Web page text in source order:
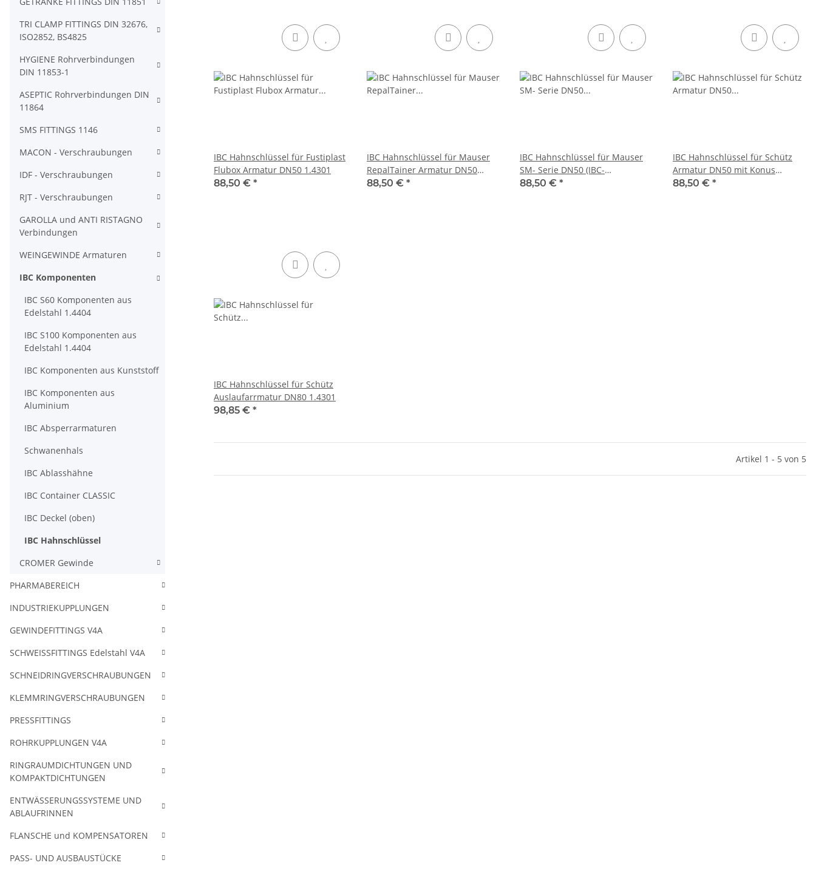
IBC Hahnschlüssel für Fustiplast
Flubox Armatur DN50 1.4301
88,50 € *
IBC Hahnschlüssel für Mauser
RepalTainer Armatur DN50
1.4301
88,50 € *
IBC Hahnschlüssel für Mauser
SM- Serie DN50 (IBC-
Kugelhahn)
88,50 € *
IBC Hahnschlüssel für Schütz
Armatur DN50 mit Konus
(Kunststoffüberwurfmutter)
88,50 € *
IBC Hahnschlüssel für Schütz
Auslaufarrmatur DN80 1.4301
98,85 € *
Artikel 1 - 5 von 5
TRI CLAMP FITTINGS DIN 32676,
ISO2852, BS4825
HYGIENE Rohrverbindungen
DIN 11853-1
ASEPTIC Rohrverbindungen DIN
11864
SMS FITTINGS 1146
MACON - Verschraubungen
IDF - Verschraubungen
RJT - Verschraubungen
GAROLLA und ANTI RISTAGNO
Verbindungen
WEINGEWINDE Armaturen
IBC Komponenten
IBC S60 Komponenten aus
Edelstahl 1.4404
IBC S100 Komponenten aus
Edelstahl 1.4404
IBC Komponenten aus Kunststoff
IBC Komponenten aus
Aluminium
IBC Absperrarmaturen
Schwanenhals
IBC Ablasshähne
IBC Container CLASSIC
IBC Deckel (oben)
IBC Hahnschlüssel
CROMER Gewinde
PHARMABEREICH
INDUSTRIEKUPPLUNGEN
GEWINDEFITTINGS V4A
SCHWEISSFITTINGS Edelstahl V4A
SCHNEIDRINGVERSCHRAUBUNGEN
KLEMMRINGVERSCHRAUBUNGEN
PRESSFITTINGS
ROHRKUPPLUNGEN V4A
RINGRAUMDICHTUNGEN UND
KOMPAKTDICHTUNGEN
ENTWÄSSERUNGSSYSTEME UND
ABLAUFRINNEN
FLANSCHE und KOMPENSATOREN
PASS- UND AUSBAUSTÜCKE